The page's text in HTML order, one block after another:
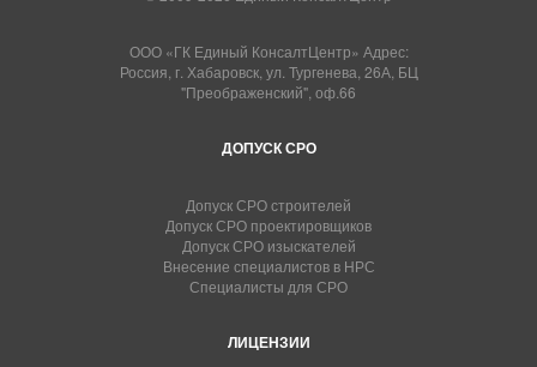
ООО «ГК Единый КонсалтЦентр» Адрес:
Россия, г. Хабаровск, ул. Тургенева, 26А, БЦ
"Преображенский", оф.66
ДОПУСК СРО
Допуск СРО строителей
Допуск СРО проектировщиков
Допуск СРО изыскателей
Внесение специалистов в НРС
Специалисты для СРО
ЛИЦЕНЗИИ